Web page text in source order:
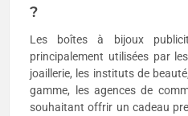
?
Les boîtes à bijoux
principalement utilisées par
joaillerie, les instituts de
gamme, les agences de
souhaitant offrir un cadeau